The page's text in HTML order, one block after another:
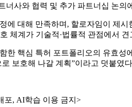
너사와 협력 및 추가 파트너십 논
에 대해 만족하며, 할로자임이 제
체계가 기술적·법률적 관점에서
한 핵심 특허 포트폴리오의 유효
보호해 나갈 계획”이라고 덧붙였
포, AI학습 이용 금지>